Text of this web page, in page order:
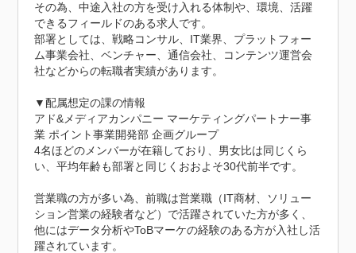
その為、中途入社の方を受け入れる体制や、環境、活躍
できるフィールドのある求人です。
部署としては、戦略コンサル、IT業界、プラットフォー
ム事業会社、ベンチャー、通信会社、コンテンツ運営会
社などからの転職者実績があります。
▼配属想定の課の情報
アド&メディアカンパニー マーケティングパートナー事
業 ポイント事業開発部 企画グループ
4名ほどのメンバーが在籍しており、男女比は同じくら
い、平均年齢も部署と同じくおおよそ30代前半です。
営業職の方が多い為、前職は営業職（IT商材、ソリュー
ション営業の経験者など）で活躍されていた方が多く、
他にはデータ分析やToBマーケの経験のある方が入社し活
躍されています。